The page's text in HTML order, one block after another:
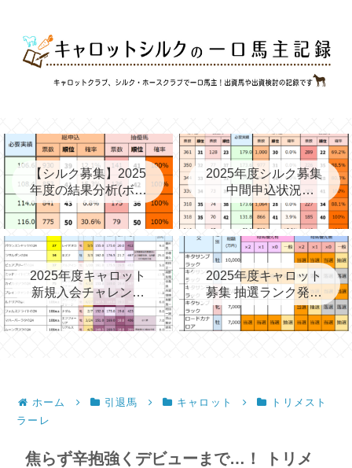
【シルク募集】2025
年度の結果分析(ボー
ダー、確率、昨年度
との比較など)
2025年度シルク募集
中間申込状況
②(08/06)と昨年の中
間③→最終
2025年度キャロット
新規入会チャレンジ
と第2次募集を考える
2025年度キャロット
募集 抽選ランク発表
(09/11)
ホーム 引退馬 キャロット
トリメスト
ラーレ
焦らず辛抱強くデビューまで…！ トリメ